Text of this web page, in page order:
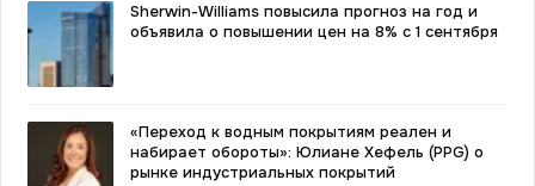
Sherwin-Williams повысила прогноз на год и
объявила о повышении цен на 8% с 1 сентября
«Переход к водным покрытиям реален и
набирает обороты»: Юлиане Хефель (PPG) о
рынке индустриальных покрытий